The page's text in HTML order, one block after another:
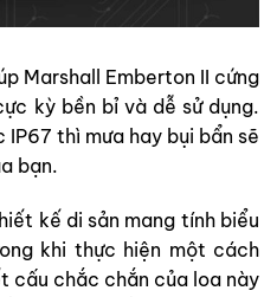
Marshall Emberton II cứng
kỳ bền bỉ và dễ sử dụng.
thì mưa hay bụi bẩn sẽ
bạn.
kế di sản mang tính biểu
khi thực hiện một cách
cấu chắc chắn của loa này